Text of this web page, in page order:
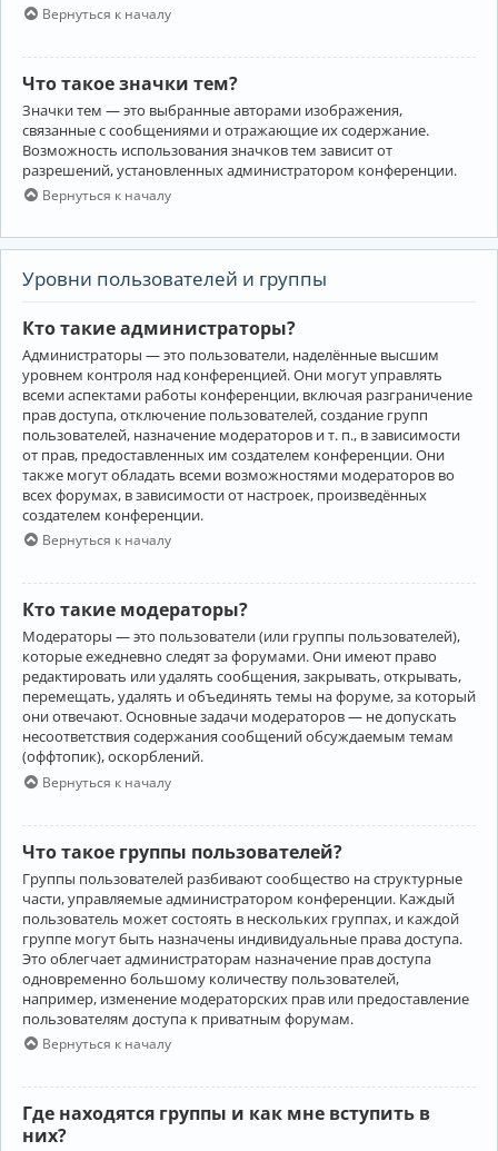
Вернуться к началу
Что такое значки тем?
Значки тем — это выбранные авторами изображения,
связанные с сообщениями и отражающие их содержание.
Возможность использования значков тем зависит от
разрешений, установленных администратором конференции.
Вернуться к началу
Уровни пользователей и группы
Кто такие администраторы?
Администраторы — это пользователи, наделённые высшим
уровнем контроля над конференцией. Они могут управлять
всеми аспектами работы конференции, включая разграничение
прав доступа, отключение пользователей, создание групп
пользователей, назначение модераторов и т. п., в зависимости
от прав, предоставленных им создателем конференции. Они
также могут обладать всеми возможностями модераторов во
всех форумах, в зависимости от настроек, произведённых
создателем конференции.
Вернуться к началу
Кто такие модераторы?
Модераторы — это пользователи (или группы пользователей),
которые ежедневно следят за форумами. Они имеют право
редактировать или удалять сообщения, закрывать, открывать,
перемещать, удалять и объединять темы на форуме, за который
они отвечают. Основные задачи модераторов — не допускать
несоответствия содержания сообщений обсуждаемым темам
(оффтопик), оскорблений.
Вернуться к началу
Что такое группы пользователей?
Группы пользователей разбивают сообщество на структурные
части, управляемые администратором конференции. Каждый
пользователь может состоять в нескольких группах, и каждой
группе могут быть назначены индивидуальные права доступа.
Это облегчает администраторам назначение прав доступа
одновременно большому количеству пользователей,
например, изменение модераторских прав или предоставление
пользователям доступа к приватным форумам.
Вернуться к началу
Где находятся группы и как мне вступить в
них?